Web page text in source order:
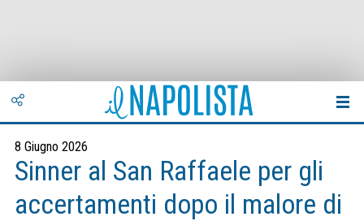
8 Giugno 2026
Sinner al San Raffaele per gli
accertamenti dopo il malore di